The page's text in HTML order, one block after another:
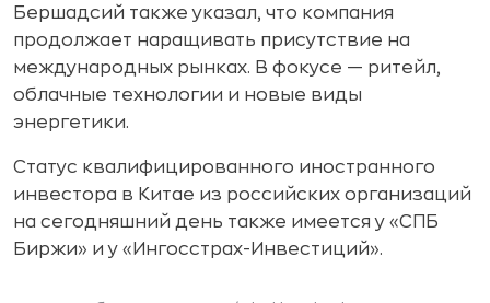
Бершадсий также указал, что компания
продолжает наращивать присутствие на
международных рынках. В фокусе — ритейл,
облачные технологии и новые виды
энергетики.
Статус квалифицированного иностранного
инвестора в Китае из российских организаций
на сегодняшний день также имеется у «СПБ
Биржи» и у «Ингосстрах-Инвестиций».